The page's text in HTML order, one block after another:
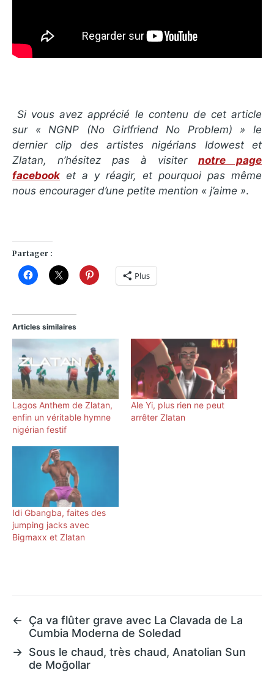
Si vous avez apprécié le contenu de cet article
sur « NGNP (No Girlfriend No Problem) » le
dernier clip des artistes nigérians Idowest et
Zlatan, n’hésitez pas à visiter notre page
facebook et a y réagir, et pourquoi pas même
nous encourager d’une petite mention « j’aime ».
Partager :
Plus
Articles similaires
Lagos Anthem de Zlatan,
enfin un véritable hymne
nigérian festif
Ale Yi, plus rien ne peut
arrêter Zlatan
Idi Gbangba, faites des
jumping jacks avec
Bigmaxx et Zlatan
←
Ça va flûter grave avec La Clavada de La
Cumbia Moderna de Soledad
→ Sous le chaud, très chaud, Anatolian Sun
de Moğollar